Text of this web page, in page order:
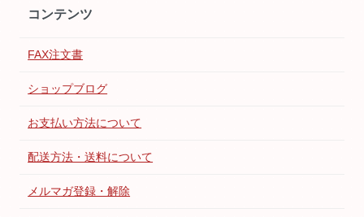
コンテンツ
FAX注文書
ショップブログ
お支払い方法について
配送方法・送料について
メルマガ登録・解除